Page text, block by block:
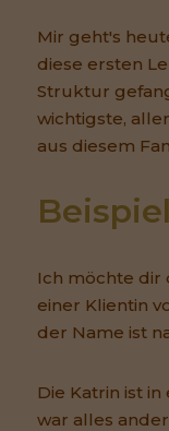
Mir geht's
diese ersten
Struktur
wichtigste,
aus diesem
Ich möchte dir
einer Klientin
der Name ist
Die Katrin ist
war alles